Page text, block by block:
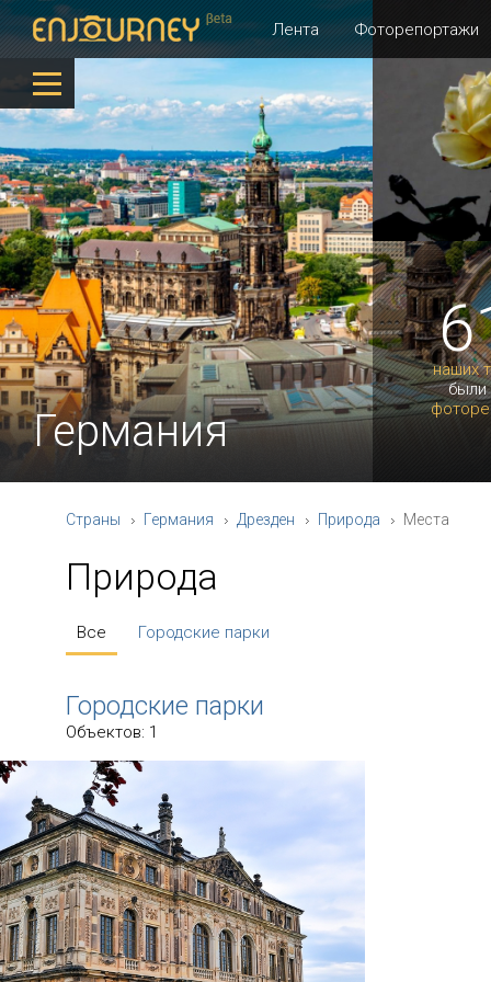
Лента Фоторепортажи
наших
были
Германия
Страны Германия Дрезден Природа Места
Природа
Все Городские парки
Городские парки
Объектов: 1